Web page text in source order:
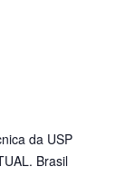
da USP
Brasil